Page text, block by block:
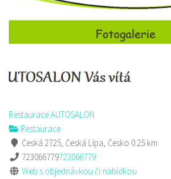
Restaurace AUTOSALON
Restaurace
Česká 2725, Česká Lípa, Česko 0.25 km
723066779723066779
Web s objednávkou či nabídkou